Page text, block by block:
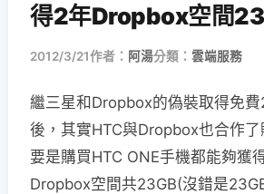
得2年Dropbox空間
2012/3/21作者： 阿湯分類： 雲端服務
繼三星和Dropbox的偽裝取得免
後，其實HTC與Dropbox也合作
要是購買HTC ONE手機都能夠獲
Dropbox空間共23GB(沒錯是